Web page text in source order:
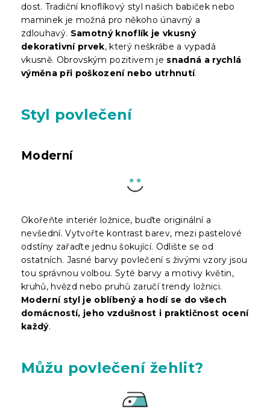
dost. Tradiční knoflíkový styl našich babiček nebo
maminek je možná pro někoho únavný a
zdlouhavý. Samotný knoflík je vkusný
dekorativní prvek, který neškrábe a vypadá
vkusně. Obrovským pozitivem je snadná a rychlá
výměna při poškození nebo utrhnutí.
Styl povlečení
Moderní
Okořeňte interiér ložnice, buďte originální a
nevšední. Vytvořte kontrast barev, mezi pastelové
odstíny zařaďte jednu šokující. Odlište se od
ostatních. Jasné barvy povlečení s živými vzory jsou
tou správnou volbou. Syté barvy a motivy květin,
kruhů, hvězd nebo pruhů zaručí trendy ložnici.
Moderní styl je oblíbený a hodí se do všech
domácností, jeho vzdušnost i praktičnost ocení
každý.
Můžu povlečení žehlit?